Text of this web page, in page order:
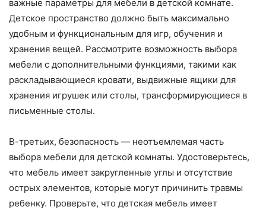
важные параметры для мебели в детской комнате.
Детское пространство должно быть максимально
удобным и функциональным для игр, обучения и
хранения вещей. Рассмотрите возможность выбора
мебели с дополнительными функциями, такими как
раскладывающиеся кровати, выдвижные ящики для
хранения игрушек или столы, трансформирующиеся в
письменные столы.
В-третьих, безопасность — неотъемлемая часть
выбора мебели для детской комнаты. Удостоверьтесь,
что мебель имеет закругленные углы и отсутствие
острых элементов, которые могут причинить травмы
ребенку. Проверьте, что детская мебель имеет